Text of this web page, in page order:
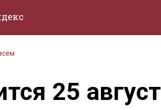
25